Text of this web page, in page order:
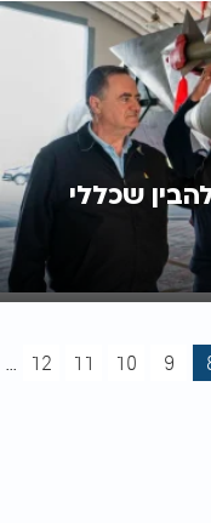
שכללי
9
10
11
12
...